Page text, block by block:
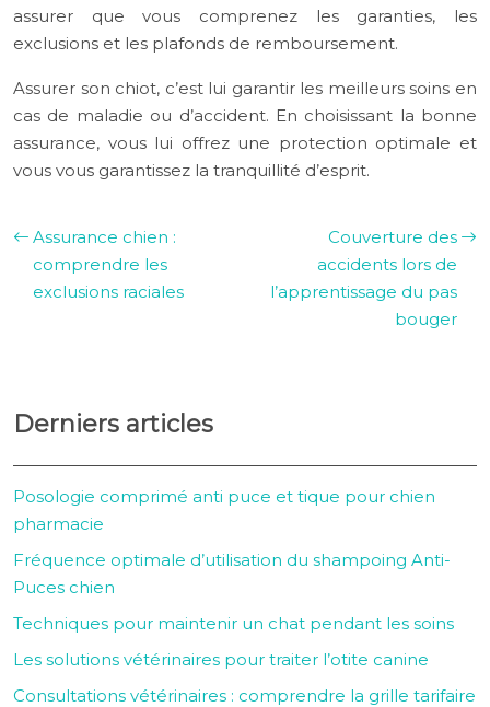
assurer que vous comprenez les garanties, les
exclusions et les plafonds de remboursement.
Assurer son chiot, c’est lui garantir les meilleurs soins en
cas de maladie ou d’accident. En choisissant la bonne
assurance, vous lui offrez une protection optimale et
vous vous garantissez la tranquillité d’esprit.
Assurance chien :
comprendre les
exclusions raciales
Couverture des
accidents lors de
l’apprentissage du pas
bouger
Derniers articles
Posologie comprimé anti puce et tique pour chien
pharmacie
Fréquence optimale d’utilisation du shampoing Anti-
Puces chien
Techniques pour maintenir un chat pendant les soins
Les solutions vétérinaires pour traiter l’otite canine
Consultations vétérinaires : comprendre la grille tarifaire